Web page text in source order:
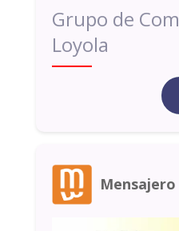
Grupo de
Loyola
Mensajero